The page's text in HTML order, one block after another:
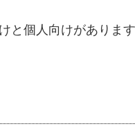
と個人向けがありま